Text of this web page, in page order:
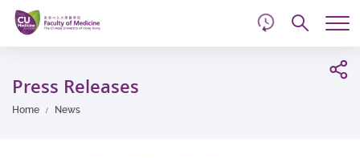
Skip
main
content
Press Releases
Home News